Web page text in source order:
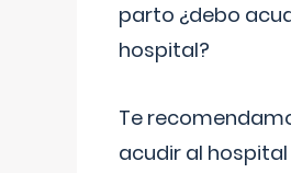
parto ¿debo
hospital?
Te
acudir al